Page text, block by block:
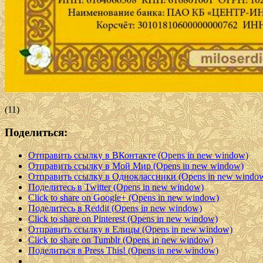
(11)
Поделиться:
Отправить ссылку в ВКонтакте (Opens in new window)
Отправить ссылку в Мой Мир (Opens in new window)
Отправить ссылку в Одноклассники (Opens in new
Поделитесь в Twitter (Opens in new window)
Click to share on Google+ (Opens in new window)
Поделитесь в Reddit (Opens in new window)
Click to share on Pinterest (Opens in new window)
Отправить ссылку в Елицы (Opens in new window)
Click to share on Tumblr (Opens in new window)
Поделиться в Press This! (Opens in new window)